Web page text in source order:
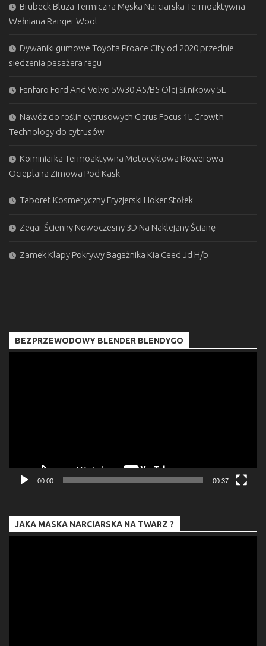
Brubeck Bluza Termiczna Męska Narciarska Termoaktywna
Wełniana Ranger Wool
Dywaniki gumowe Toyota Proace City od 2020 przednie
siedzenia pasażera regu
Fanfaro Ford And Volvo 5W30 A5/B5 Olej Silnikowy 5L
Nawóz do roślin cytrusowych Citrus Focus 1L Growth
Technology do cytrusów
Kominiarka Termoaktywna Motocyklowa Rowerowa
Ocieplana Zimowa Pod Kask
Taboret Kosmetyczny Fryzjerski Hoker Stołek
Zegar Ścienny Nowoczesny 3D Na Naklejany Ścianę
Zamek Klapy Pokrywy Bagażnika Kia Ceed Jd H/b
BEZPRZEWODOWY BLENDER BLENDYGO
00:00 00:37
JAKA MASKA NARCIARSKA NA TWARZ ?